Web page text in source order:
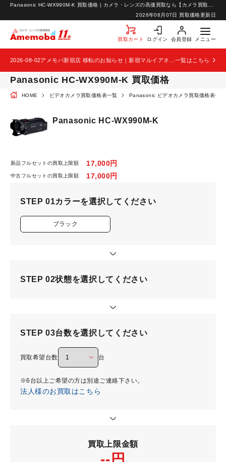
2026年08月07日 買取価格更新日
買取カート ログイン 会員登録 メニュー
お問い合わせ
2026-08-02 一覧はこちら
Panasonic HC-WX990M-K 買取価格
HOME ビデオカメラ買取価格表一覧 Panasonic ビデオカメラ買取価格表一覧
Panasonic HC-WX990M-K
新品フルセットの買取上限額 17,000円
中古フルセットの買取上限額 17,000円
STEP 01カラーを選択してください
ブラック
STEP 02状態を選択してください
STEP 03台数を選択してください
買取希望台数 台
※6台以上ご希望の方は別途ご連絡下さい。
法人様のお買取はこちら
買取上限金額